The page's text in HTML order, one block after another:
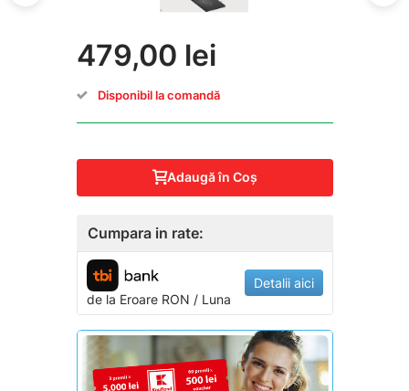
479,00 lei
Disponibil la comandă
Adaugă în Coş
Cumpara in rate:
de la EroareRON / Luna
Detalii aici